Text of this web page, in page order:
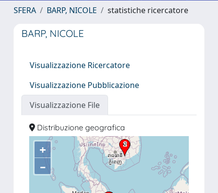
SFERA BARP, NICOLE statistiche ricercatore
BARP, NICOLE
Visualizzazione Ricercatore
Visualizzazione Pubblicazione
Visualizzazione File
Distribuzione geografica
+
–